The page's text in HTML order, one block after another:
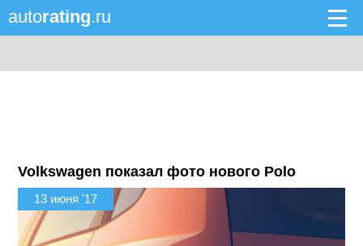
autorating.ru
Volkswagen показал фото нового Polo
13 июня '17